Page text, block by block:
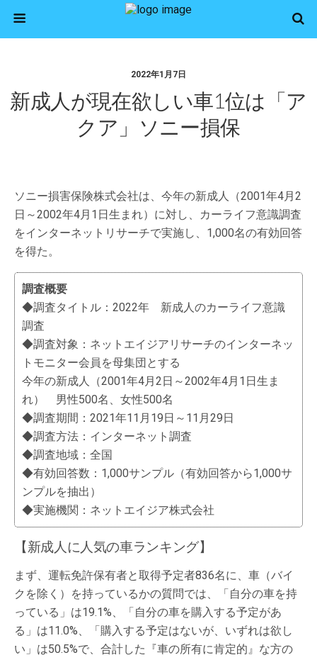
2022年1月7日
新成人が現在欲しい車1位は「ア
クア」ソニー損保
ソニー損害保険株式会社は、今年の新成人（2001年4月2
日～2002年4月1日生まれ）に対し、カーライフ意識調査
をインターネットリサーチで実施し、1,000名の有効回答
を得た。
調査概要
◆調査タイトル：2022年 新成人のカーライフ意識
調査
◆調査対象：ネットエイジアリサーチのインターネッ
トモニター会員を母集団とする
今年の新成人（2001年4月2日～2002年4月1日生ま
れ） 男性500名、女性500名
◆調査期間：2021年11月19日～11月29日
◆調査方法：インターネット調査
◆調査地域：全国
◆有効回答数：1,000サンプル（有効回答から1,000サ
ンプルを抽出）
◆実施機関：ネットエイジア株式会社
【新成人に人気の車ランキング】
まず、運転免許保有者と取得予定者836名に、車（バイ
クを除く）を持っているかの質問では、「自分の車を持
っている」は19.1%、「自分の車を購入する予定があ
る」は11.0%、「購入する予定はないが、いずれは欲し
い」は50.5%で、合計した『車の所有に肯定的』な方の